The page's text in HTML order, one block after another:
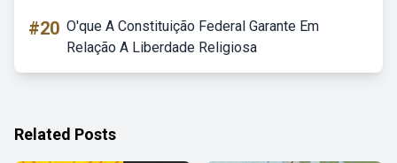
#20 O'que A Constituição Federal Garante Em
Relação A Liberdade Religiosa
Related Posts